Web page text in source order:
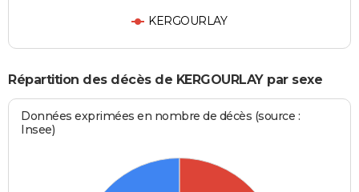
KERGOURLAY
Répartition des décès de KERGOURLAY par sexe
Données exprimées en nombre de décès (source :
Insee)